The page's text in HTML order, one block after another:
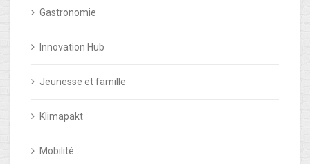
Gastronomie
Innovation Hub
Jeunesse et famille
Klimapakt
Mobilité